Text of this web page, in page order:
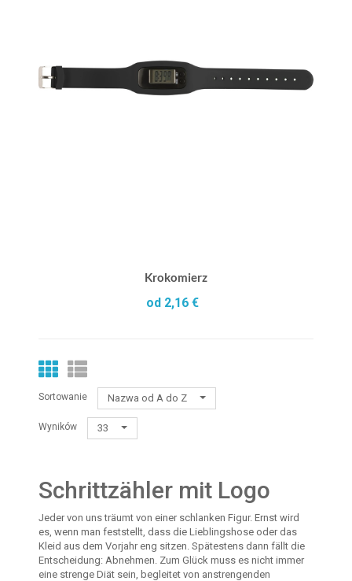
Krokomierz
od 2,16 €
Sortowanie Nazwa od A do Z
Wyników 33
Schrittzähler mit Logo
Jeder von uns träumt von einer schlanken Figur. Ernst wird
es, wenn man feststellt, dass die Lieblingshose oder das
Kleid aus dem Vorjahr eng sitzen. Spätestens dann fällt die
Entscheidung: Abnehmen. Zum Glück muss es nicht immer
eine strenge Diät sein, begleitet von anstrengenden